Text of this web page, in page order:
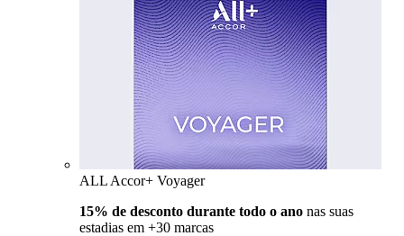
ALL Accor+ Voyager
15% de desconto durante todo o ano nas suas
estadias em +30 marcas